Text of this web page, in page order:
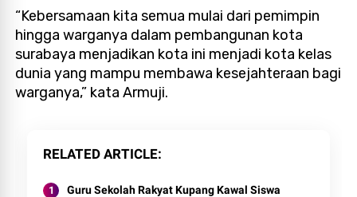
“Kebersamaan kita semua mulai dari pemimpin
hingga warganya dalam pembangunan kota
surabaya menjadikan kota ini menjadi kota kelas
dunia yang mampu membawa kesejahteraan bagi
warganya,” kata Armuji.
RELATED ARTICLE
Guru Sekolah Rakyat Kupang Kawal Siswa